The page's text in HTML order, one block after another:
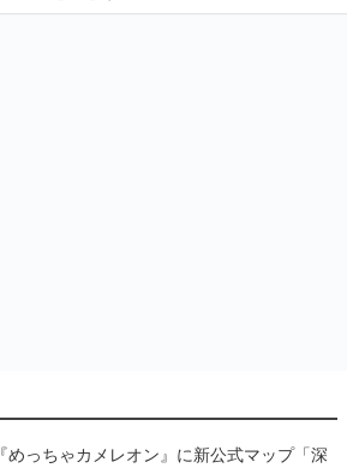
『めっちゃカメレオン』に新公式マップ「深